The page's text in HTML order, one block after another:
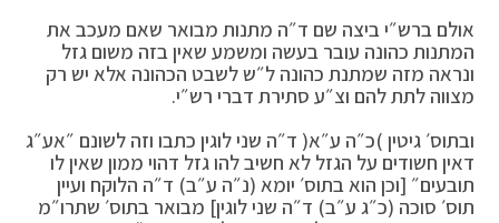
אולם ברש״י ביצה שם ד״ה מתנות מבואר שאם מעכב את
המתנות כהונה עובר בעשה ומשמע שאין בזה משום גזל
ונראה מזה שמתנת כהונה ל״ש לשבט הכהונה אלא יש רק
מצווה לתת להם וצ״ע סתירת דברי רש״י.
ובתוס׳ גיטין )כ״ה ע״א( ד״ה שני לוגין כתבו וזה לשונם ״אע״ג
דאין חשודים על הגזל לא חשיב להו גזל דהוי ממון שאין לו
תובעים״ [וכן הוא בתוס׳ יומא (נ״ה ע״ב) ד״ה הלוקח ועיין
תוס׳ סוכה (כ״ג ע״ב) ד״ה שני לוגין] מבואר בתוס׳ שתרו״מ